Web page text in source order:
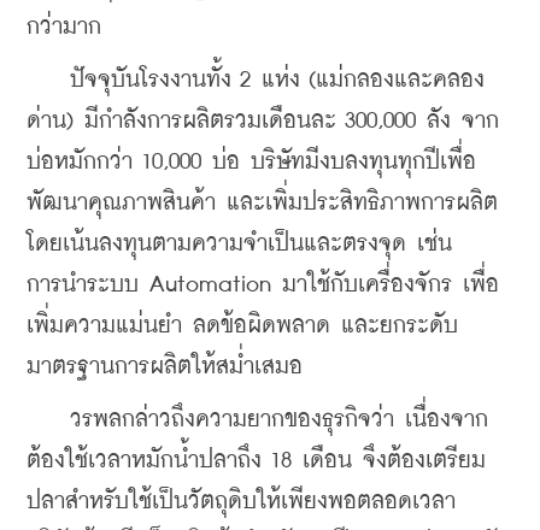
กว่ามาก
ปัจจุบันโรงงานทั้ง 2 แห่ง (แม่กลองและคลอง
ด่าน) มีกำลังการผลิตรวมเดือนละ 300,000 ลัง จาก
บ่อหมักกว่า 10,000 บ่อ บริษัทมีงบลงทุนทุกปีเพื่อ
พัฒนาคุณภาพสินค้า และเพิ่มประสิทธิภาพการผลิต
โดยเน้นลงทุนตามความจำเป็นและตรงจุด เช่น
การนำระบบ Automation มาใช้กับเครื่องจักร เพื่อ
เพิ่มความแม่นยำ ลดข้อผิดพลาด และยกระดับ
มาตรฐานการผลิตให้สม่ำเสมอ
วรพลกล่าวถึงความยากของธุรกิจว่า เนื่องจาก
ต้องใช้เวลาหมักน้ำปลาถึง 18 เดือน จึงต้องเตรียม
ปลาสำหรับใช้เป็นวัตถุดิบให้เพียงพอตลอดเวลา